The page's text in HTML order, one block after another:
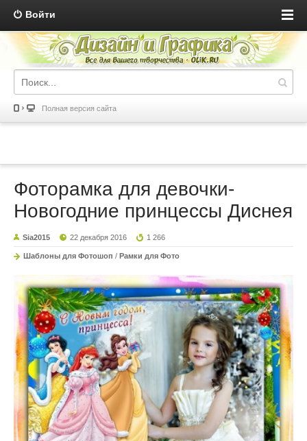
Войти
Полная версия сайта
Фоторамка для девочки-
Новогодние принцессы Диснея
Sia2015 22 декабря 2016 1 266
Шаблоны для Фотошоп / Рамки для Фото